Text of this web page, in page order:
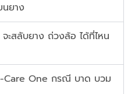
นยาง
ะสลับยาง ถ่วงล้อ ได้ที่ไหน
Care One กรณี บาด บวม